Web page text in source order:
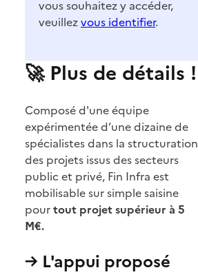
vous souhaitez y accéder,
veuillezvous identifier.
🚀 Plus de détails !
Composé d'une équipe
expérimentée d’une dizaine de
spécialistes dans la structuration
des projets issus des secteurs
public et privé, Fin Infra est
mobilisable sur simple saisine
pourtout projet supérieur à 5
M€.
→ L'appui proposé